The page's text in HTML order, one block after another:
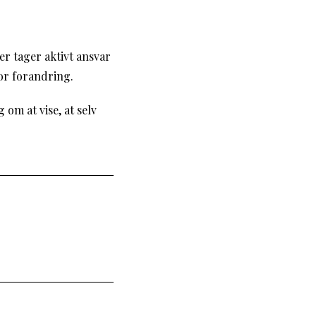
tager aktivt ansvar
forandring.
at vise, at selv